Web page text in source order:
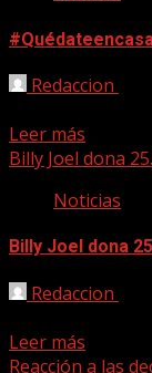
Redaccion
Leer más
Billy Joel dona
Noticias
Billy Joel dona
Redaccion
Leer más
Reacción a las